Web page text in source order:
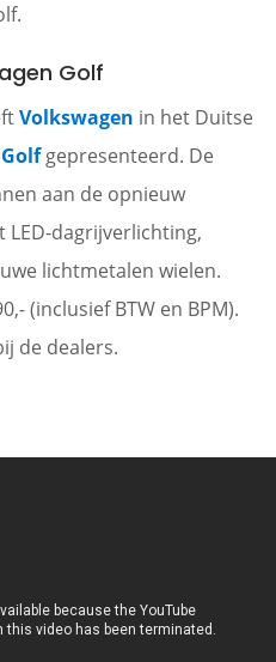
Golf
Volkswagen in het Duitse
gepresenteerd. De
aan de opnieuw
dagrijverlichting,
lichtmetalen wielen.
(inclusief BTW en BPM).
de dealers.